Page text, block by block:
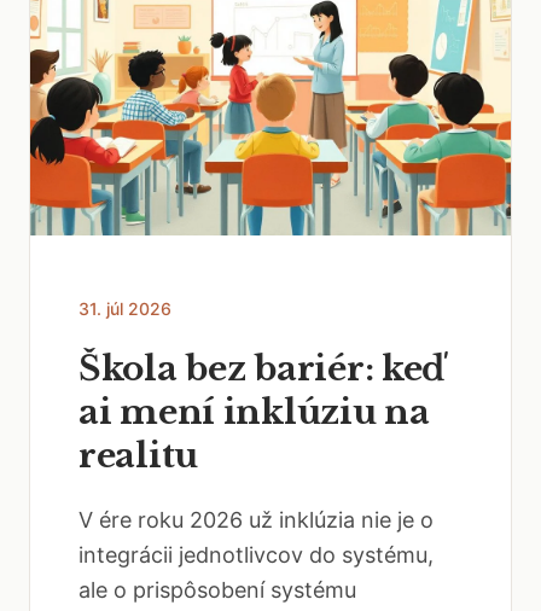
31. júl 2026
Škola bez bariér: keď
ai mení inklúziu na
realitu
V ére roku 2026 už inklúzia nie je o
integrácii jednotlivcov do systému,
ale o prispôsobení systému